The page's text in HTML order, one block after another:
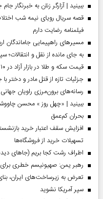
ببینید | آزارگر زنان به خبرنگار
قصه سریال رویای نیمه شب
فیلمنامه رضایت دارم
مسیر‌های راهپیمایی جاماندگان
به جای مانده از نقل و
قیمت سکه و طلا در بازار آزاد در ۱۰ مرداد ۱۴۰۵
جزئیات تازه از قتل مادر و دختر
رسانه‌های برون‌مرزی راویان جهانی
ببینید | «چهل روز » محسن
بحران کم‌عمق
افزایش سقف اعتبار خرید
تسهیلات خرید از فروشگاه‌ها
اطراف رشت کجا بریم (جاهای
رهبر یمن: صهیونیسم خطری
تعرض به زیرساخت‌های ایران،
سپر آمریکا نشوید